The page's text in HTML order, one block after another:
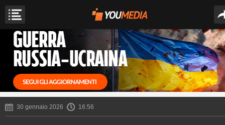
30 gennaio 2026 16:56